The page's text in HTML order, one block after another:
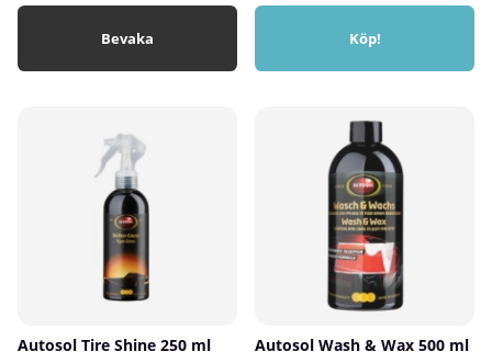
Bevaka Köp!
Autosol Tire Shine 250 ml Autosol Wash & Wax 500 ml